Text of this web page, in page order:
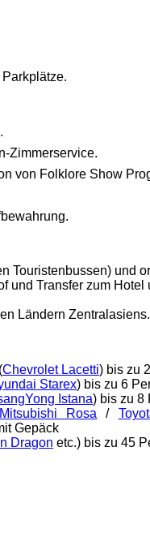
Zimmerservice.
von Folklore Show
Touristenbussen) und
und Transfer zum Hotel
Ländern Zentralasiens.
Chevrolet Lacetti) bis zu
Starex) bis zu 6
Istana) bis zu 8
Mitsubishi Rosa /
Gepäck
Dragon etc.) bis zu 45